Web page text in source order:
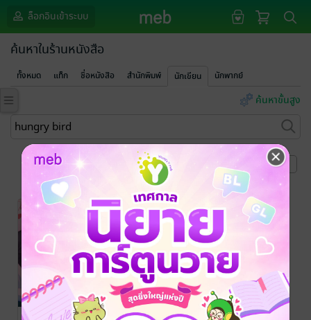
ล็อกอินเข้าระบบ
ค้นหาในร้านหนังสือ
ทั้งหมด แท็ก ชื่อหนังสือ สำนักพิมพ์ นักเขียน นักพากย์
ค้นหาขั้นสูง
หน้าที่ 1
-33%
คุณกามเทพ
-58%
มีไม่เยอะ สอยโลด
คุณหมอครับ